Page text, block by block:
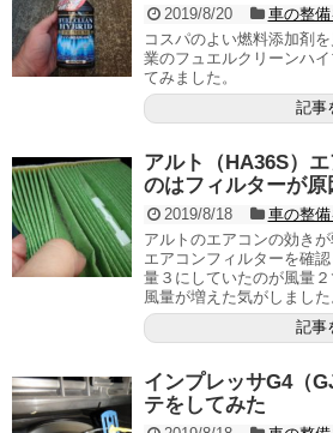
2019/8/20
車の整
コスパのよい燃料添加剤
業のフュエルクリーンハ
てみました。
記事
アルト（HA36S）
のはフィルターが原
2019/8/18
車の整
アルトのエアコンの効き
エアコンフィルターを確
量３にしていたのが風量
風量が増えた気がしました
記事
インプレッサG4（
テをしてみた